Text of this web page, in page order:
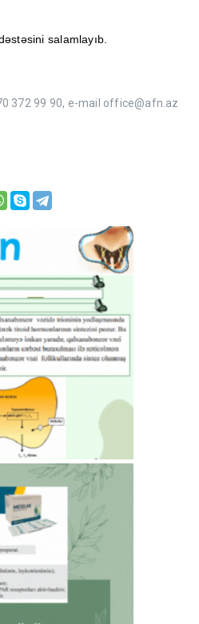
salamlayıb.
372 99 90, e-mail office@afn.az